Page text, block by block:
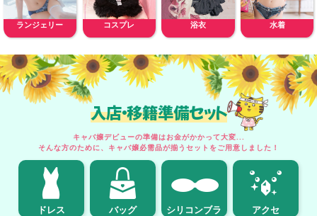
ランジェリー コスプレ 浴衣 水着
入店・移籍準備セット
キャバ嬢デビューの準備はお金がかかって大変...
そんな方のために、キャバ嬢必需品が揃うセットをご用意しました！
ドレス バッグ シリコンブラ アクセ